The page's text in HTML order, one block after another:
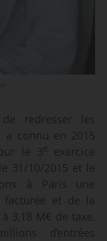
redresser les
a connu en 2015
le 3e
exercice
31/10/2015 et le
à Paris une
et de la
3,18 M€ de taxe,
d’entrées